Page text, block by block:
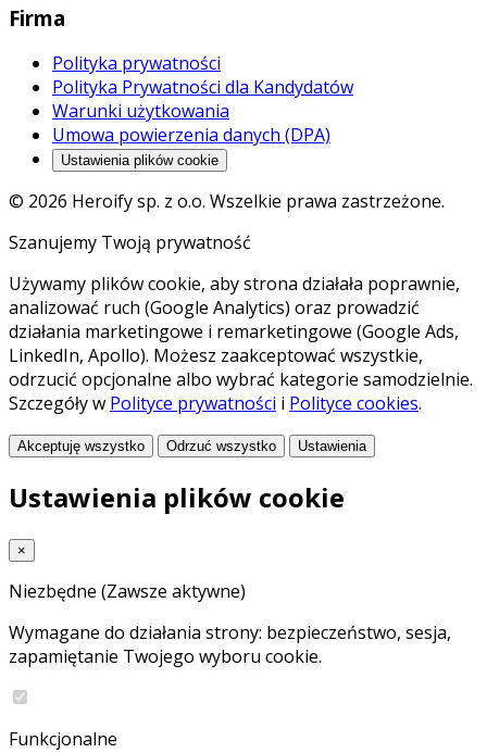
Firma
Polityka prywatności
Polityka Prywatności dla Kandydatów
Warunki użytkowania
Umowa powierzenia danych (DPA)
Ustawienia plików cookie
© 2026 Heroify sp. z o.o. Wszelkie prawa zastrzeżone.
Szanujemy Twoją prywatność
Używamy plików cookie, aby strona działała poprawnie,
analizować ruch (Google Analytics) oraz prowadzić
działania marketingowe i remarketingowe (Google Ads,
LinkedIn, Apollo). Możesz zaakceptować wszystkie,
odrzucić opcjonalne albo wybrać kategorie samodzielnie.
Szczegóły w Polityce prywatności i Polityce cookies.
Akceptuję wszystko Odrzuć wszystko Ustawienia
Ustawienia plików cookie
×
Niezbędne (Zawsze aktywne)
Wymagane do działania strony: bezpieczeństwo, sesja,
zapamiętanie Twojego wyboru cookie.
Funkcjonalne